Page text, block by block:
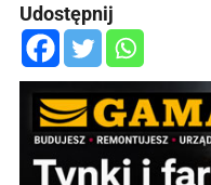
Udostępnij